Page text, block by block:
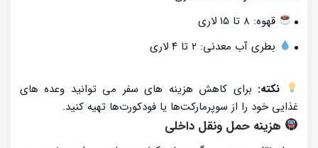
قهوه: ۸ تا ۱۵ لاری
بطری آب معدنی: ۲ تا ۴ لاری
نکته: برای کاهش هزینه های سفر می توانید وعده های
غذایی خود را از سوپرمارکت‌ها یا فودکورت‌ها تهیه کنید.
هزینه حمل‌ ونقل داخلی